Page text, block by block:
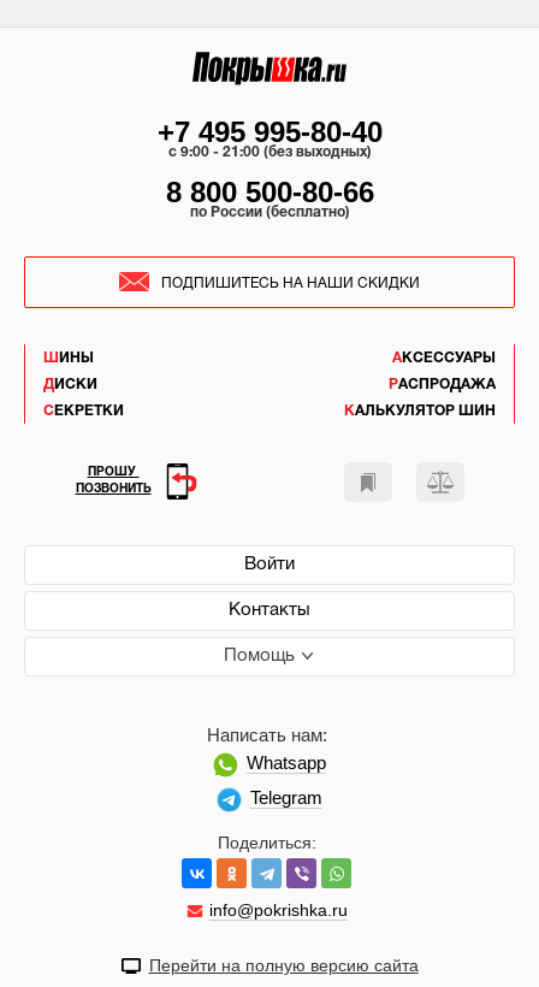
ШИНЫ
ДИСКИ
СЕКРЕТКИ
АКСЕССУАРЫ
РАСПРОДАЖА
КАЛЬКУЛЯТОР ШИН
Войти
Контакты
Помощь
Поделиться:
info@pokrishka.ru
Написать нам:
Whatsapp
Telegram
+7 495 995-80-40
c 9:00 - 21:00 (без выходных)
8 800 500-80-66
по России (бесплатно)
ПОДПИШИТЕСЬ НА НАШИ СКИДКИ
ПРОШУ
ПОЗВОНИТЬ
Перейти на полную версию сайта